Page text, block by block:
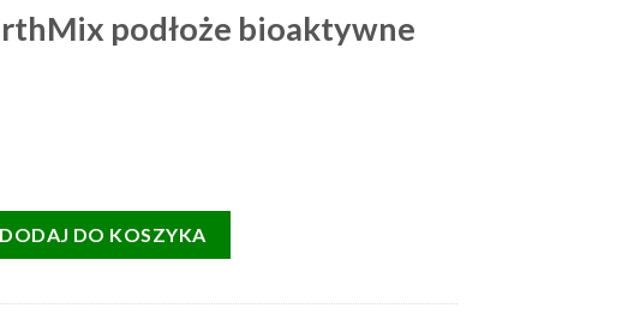
podłoże bioaktywne
DODAJ DO KOSZYKA